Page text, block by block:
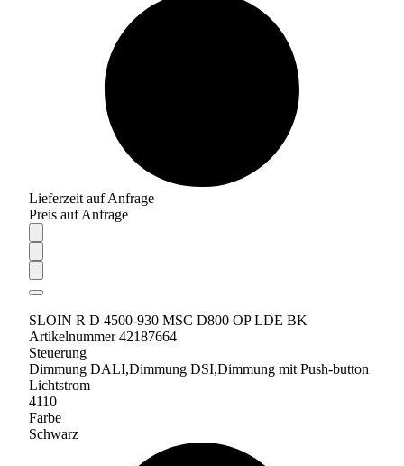
Lieferzeit auf Anfrage
Preis auf Anfrage
SLOIN R D 4500-930 MSC D800 OP LDE BK
Artikelnummer 42187664
Steuerung
Dimmung DALI,Dimmung DSI,Dimmung mit Push-button
Lichtstrom
4110
Farbe
Schwarz